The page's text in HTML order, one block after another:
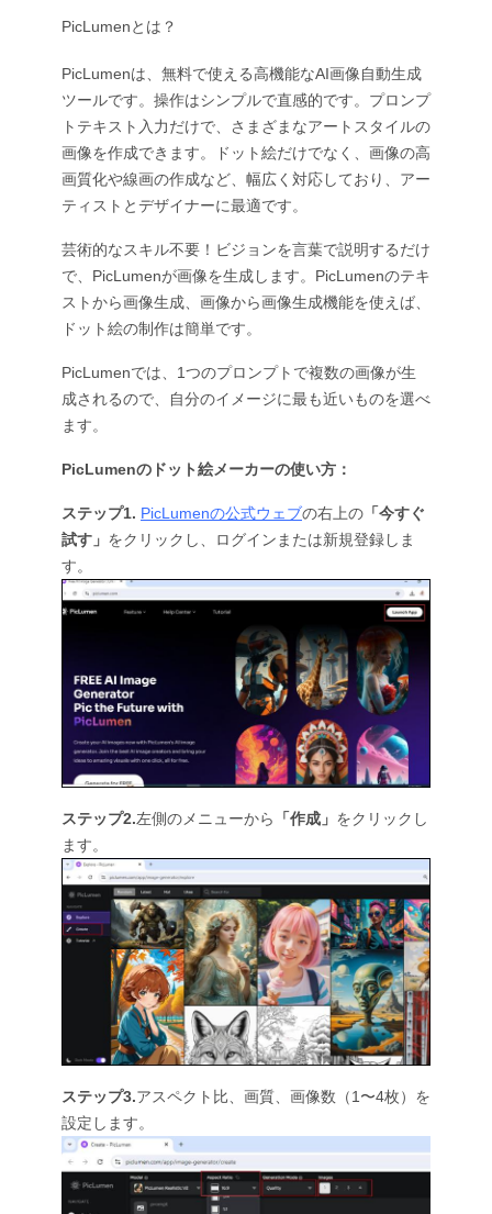
PicLumenとは？
PicLumenは、無料で使える高機能なAI画像自動生成
ツールです。操作はシンプルで直感的です。プロンプ
トテキスト入力だけで、さまざまなアートスタイルの
画像を作成できます。ドット絵だけでなく、画像の高
画質化や線画の作成など、幅広く対応しており、アー
ティストとデザイナーに最適です。
芸術的なスキル不要！ビジョンを言葉で説明するだけ
で、PicLumenが画像を生成します。PicLumenのテキ
ストから画像生成、画像から画像生成機能を使えば、
ドット絵の制作は簡単です。
PicLumenでは、1つのプロンプトで複数の画像が生
成されるので、自分のイメージに最も近いものを選べ
ます。
PicLumenのドット絵メーカーの使い方：
ステップ1. PicLumenの公式ウェブの右上の 「今すぐ
試す」 をクリックし、ログインまたは新規登録しま
す。
ステップ2.左側のメニューから 「作成」 をクリックし
ます。
ステップ3.アスペクト比、画質、画像数（1〜4枚）を
設定します。